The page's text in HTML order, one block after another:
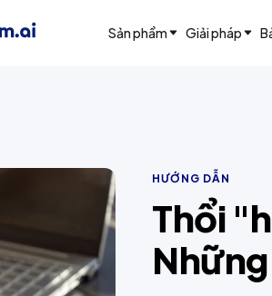
Sản phẩm Giải pháp
HƯỚNG DẪN
Thổi